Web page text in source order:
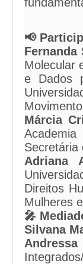
📢
Fernanda
Molecular
e Dados
Márcia
Secretária
Adriana
Direitos
Mulheres
🎤
Silvana